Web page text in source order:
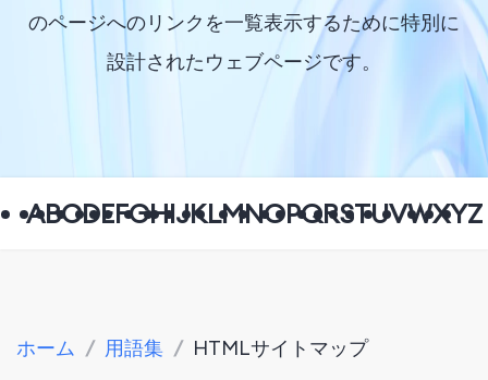
のページへのリンクを一覧表示するために特別に
設計されたウェブページです。
ABCDEFGHIJKLMNOPQRSTUVWXYZ
ホーム / 用語集 / HTMLサイトマップ